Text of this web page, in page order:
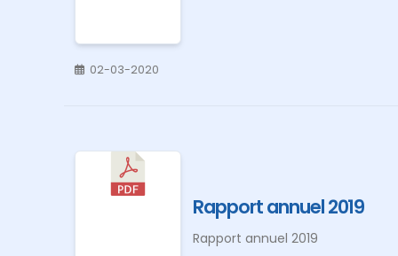
02-03-2020
Rapport annuel 2019
Rapport annuel 2019